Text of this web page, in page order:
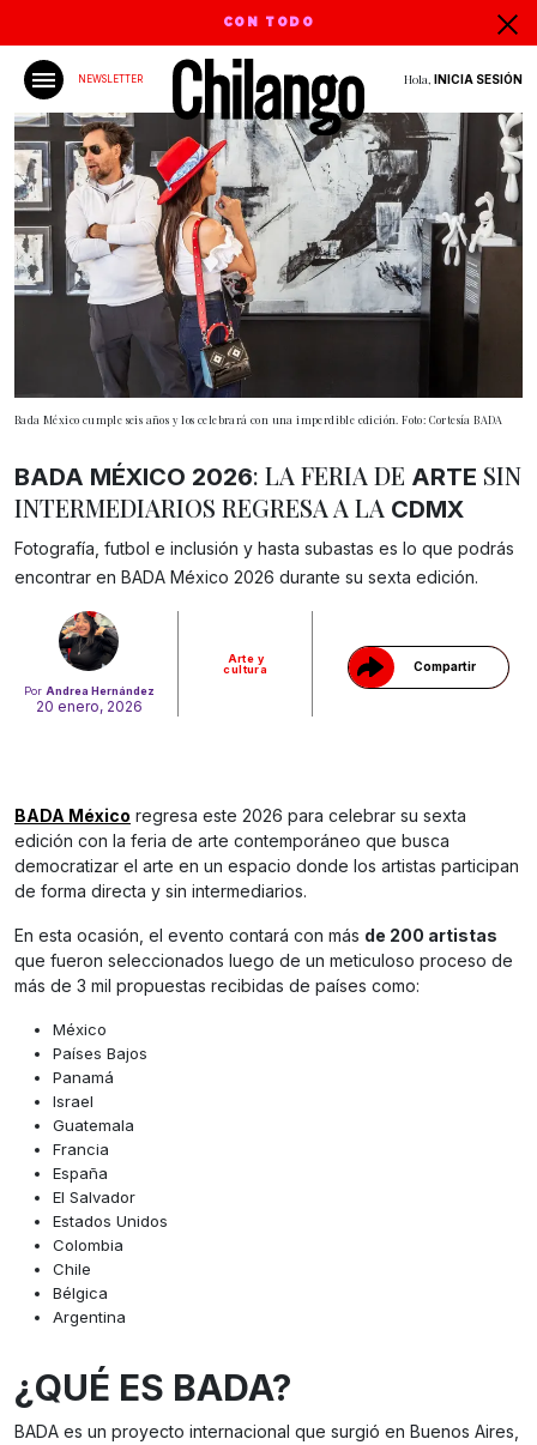
CON TODO
NEWSLETTER Hola, INICIA SESIÓN
Bada México cumple seis años y los celebrará con una imperdible edición. Foto: Cortesía BADA
Por Andrea Hernández
20 enero, 2026
Arte y
cultura
Compartir
Gracias!
BADA MÉXICO 2026: LA FERIA DE ARTE SIN
INTERMEDIARIOS REGRESA A LA CDMX
Fotografía, futbol e inclusión y hasta subastas es lo que podrás
encontrar en BADA México 2026 durante su sexta edición.
BADA México regresa este 2026 para celebrar su sexta
edición con la feria de arte contemporáneo que busca
democratizar el arte en un espacio donde los artistas participan
de forma directa y sin intermediarios.
En esta ocasión, el evento contará con más de 200 artistas
que fueron seleccionados luego de un meticuloso proceso de
más de 3 mil propuestas recibidas de países como:
México
Países Bajos
Panamá
Israel
Guatemala
Francia
España
El Salvador
Estados Unidos
Colombia
Chile
Bélgica
Argentina
¿QUÉ ES BADA?
BADA es un proyecto internacional que surgió en Buenos Aires,